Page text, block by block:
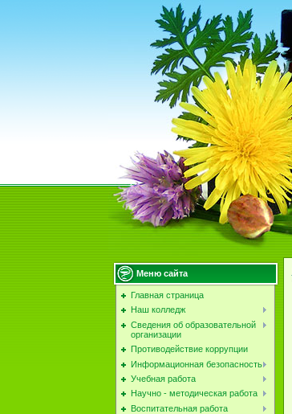
Меню сайта
Главная страница
Наш колледж
Сведения об образовательной
организации
Противодействие коррупции
Информационная безопасность
Учебная работа
Научно - методическая работа
Воспитательная работа